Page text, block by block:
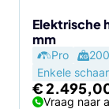
Elektrische
mm
Pro
Enkele schaar
€
Vraag naar